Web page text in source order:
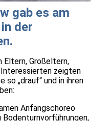
gab es am
der
Eltern, Großeltern,
Interessierten zeigten
so „drauf“ und in ihren
Anfangschoreo